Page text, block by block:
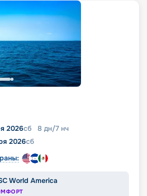
2026сб 8 дн/7 нч
2026сб
World America